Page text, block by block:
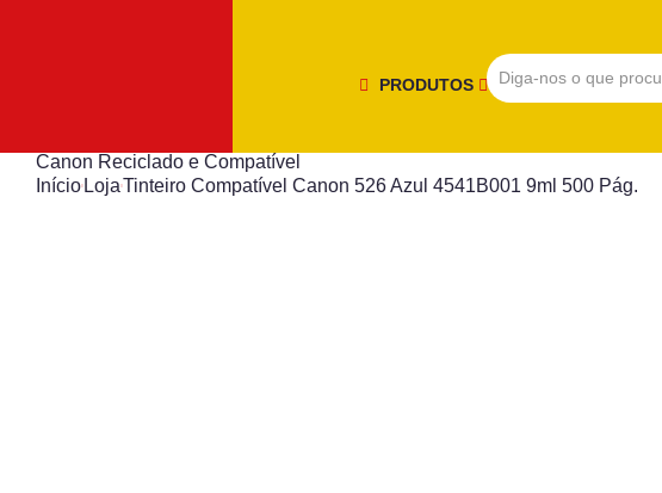
PRODUTOS
Canon Reciclado e Compatível
Início LojaTinteiro Compatível Canon 526 Azul 4541B001 9ml 500 Pág.